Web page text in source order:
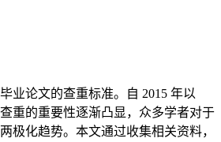
业论文的查重标准。自 2015 年以
重的重要性逐渐凸显，众多学者对于
极化趋势。本文通过收集相关资料，